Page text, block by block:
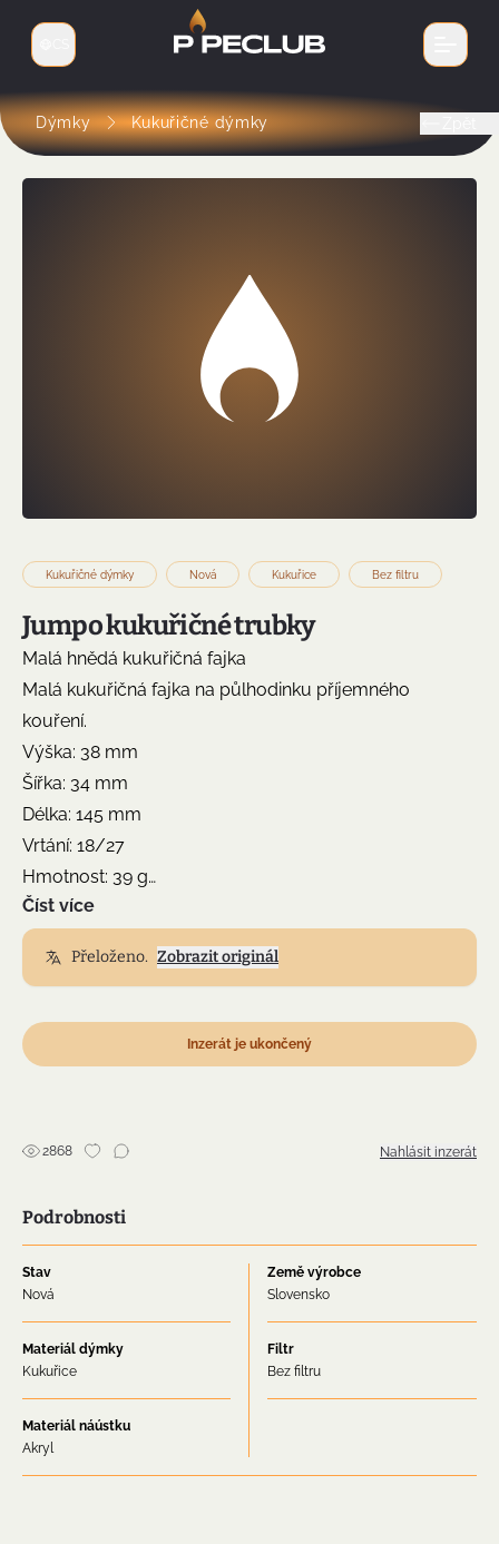
Přepnout jazyk
Dýmky Kukuřičné dýmky
Kukuřičné dýmky Nová Kukuřice Bez filtru
Jumpo kukuřičné trubky
Malá hnědá kukuřičná fajka
Malá kukuřičná fajka na půlhodinku příjemného
kouření.
Výška: 38 mm
Šířka: 34 mm
Délka: 145 mm
Vrtání: 18/27
Hmotnost: 39 g
Náustek: Akryl
Bez filtru
Doprava v ceně
Číst více
Přeloženo. Zobrazit originál
Inzerát je ukončený
2868 Nahlásit inzerát
Podrobnosti
Stav
Nová
Země výrobce
Slovensko
Materiál dýmky
Kukuřice
Filtr
Bez filtru
Materiál náústku
Akryl